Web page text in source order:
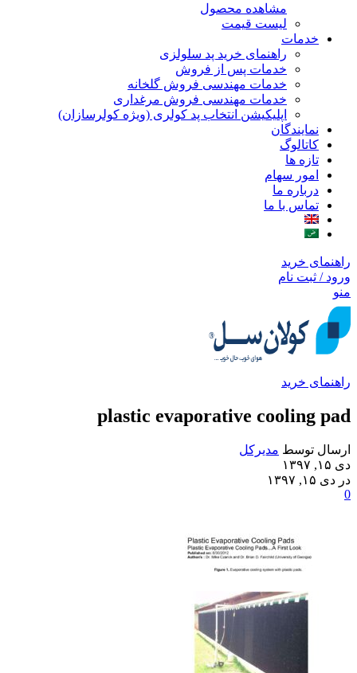
مشاهده محصول
لیست قیمت
خدمات
راهنمای خرید پد سلولزی
خدمات پس از فروش
خدمات مهندسی فروش گلخانه
خدمات مهندسی فروش مرغداری
اپلیکیشن انتخاب پد کولری (ویژه کولرسازان)
نمایندگان
کاتالوگ
تازه ها
امور سهام
درباره ما
تماس با ما
راهنمای خرید
ورود / ثبت نام
منو
راهنمای خرید
plastic evaporative cooling pad
ارسال توسط مدیرکل
دی ۱۵, ۱۳۹۷
در دی ۱۵, ۱۳۹۷
0